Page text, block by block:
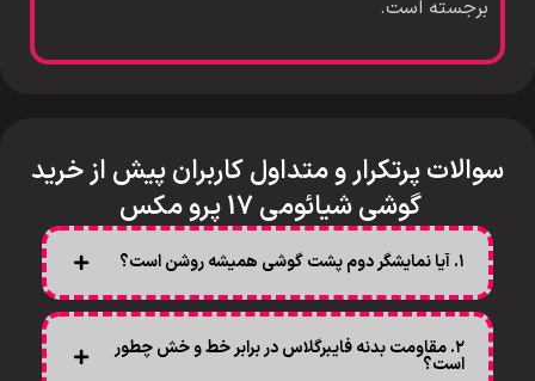
برجسته است.
سوالات پرتکرار و متداول کاربران پیش از خرید
گوشی شیائومی 17 پرو مکس
۱. آیا نمایشگر دوم پشت گوشی همیشه روشن است؟
۲. مقاومت بدنه فایبرگلاس در برابر خط و خش چطور
است؟